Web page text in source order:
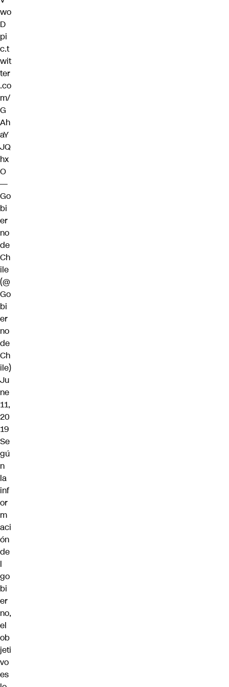
wo
D
pi
c.t
wit
ter
.co
m/
G
Ah
aY
JQ
hx
O
—
Go
bi
er
no
de
Ch
ile
(@
Go
bi
er
no
de
Ch
ile)
Ju
ne
11,
20
19
Se
gú
n
la
inf
or
m
aci
ón
de
l
go
bi
er
no,
el
ob
jeti
vo
es